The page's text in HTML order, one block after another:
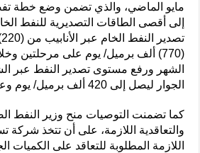
مايو الماضي، والذي تضمن وضع خطة
إلى أقصى الطاقات التصديرية للنفط
(770) ألف برميل/ يوم على مرحلتين
الشهر ورفع مستوى تصدير النفط عبر
الجوار ليصل إلى 420 ألف برميل/ يوم وعلى ثلاث مراحل.
كما تضمنت التوصيات منح وزير النفط
والتعاقدية اللازمة، على أن تتخذ شركة
اللازمة المطلوبة للتعاقد على الكميات